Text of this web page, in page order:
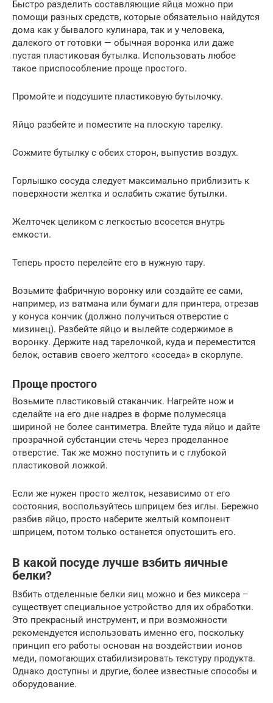
Быстро разделить составляющие яйца можно при
помощи разных средств, которые обязательно найдутся
дома как у бывалого кулинара, так и у человека,
далекого от готовки — обычная воронка или даже
пустая пластиковая бутылка. Использовать любое
такое приспособление проще простого.
Промойте и подсушите пластиковую бутылочку.
Яйцо разбейте и поместите на плоскую тарелку.
Сожмите бутылку с обеих сторон, выпустив воздух.
Горлышко сосуда следует максимально приблизить к
поверхности желтка и ослабить сжатие бутылки.
Желточек целиком с легкостью всосется внутрь
емкости.
Теперь просто перелейте его в нужную тару.
Возьмите фабричную воронку или создайте ее сами,
например, из ватмана или бумаги для принтера, отрезав
у конуса кончик (должно получиться отверстие с
мизинец). Разбейте яйцо и вылейте содержимое в
воронку. Держите над тарелочкой, куда и переместится
белок, оставив своего желтого «соседа» в скорлупе.
Проще простого
Возьмите пластиковый стаканчик. Нагрейте нож и
сделайте на его дне надрез в форме полумесяца
шириной не более сантиметра. Влейте туда яйцо и дайте
прозрачной субстанции стечь через проделанное
отверстие. Так же можно поступить и с глубокой
пластиковой ложкой.
Если же нужен просто желток, независимо от его
состояния, воспользуйтесь шприцем без иглы. Бережно
разбив яйцо, просто наберите желтый компонент
шприцем, потом только останется опустошить его.
В какой посуде лучше взбить яичные
белки?
Взбить отделенные белки яиц можно и без миксера –
существует специальное устройство для их обработки.
Это прекрасный инструмент, и при возможности
рекомендуется использовать именно его, поскольку
принцип его работы основан на воздействии ионов
меди, помогающих стабилизировать текстуру продукта.
Однако доступны и другие, более известные способы и
оборудование.